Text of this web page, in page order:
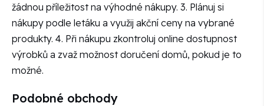
žádnou příležitost na výhodné nákupy. 3. Plánuj si
nákupy podle letáku a využij akční ceny na vybrané
produkty. 4. Při nákupu zkontroluj online dostupnost
výrobků a zvaž možnost doručení domů, pokud je to
možné.
Podobné obchody